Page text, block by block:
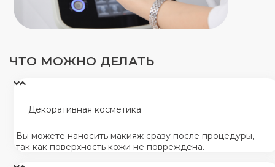
ЧТО МОЖНО ДЕЛАТЬ
Декоративная косметика
Вы можете наносить макияж сразу после процедуры,
так как поверхность кожи не повреждена.